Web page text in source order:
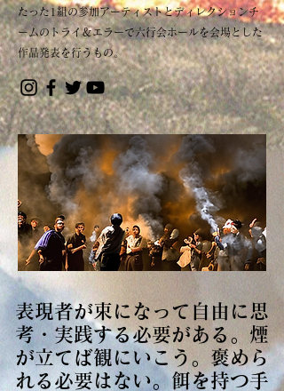
たった1組の参加アーティストとディレクションチ
ームのトライ＆エラーで六行会ホールを会場とした
作品発表を行うもの。
表現者が束になって自由に思
考・実践する必要がある。煙
が立てば観にいこう。褒めら
れる必要はない。餌を持つ手